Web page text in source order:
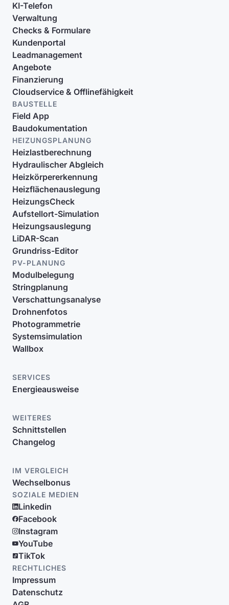
KI-Telefon
Verwaltung
Checks & Formulare
Kundenportal
Leadmanagement
Angebote
Finanzierung
Cloudservice & Offlinefähigkeit
BAUSTELLE
Field App
Baudokumentation
HEIZUNGSPLANUNG
Heizlastberechnung
Hydraulischer Abgleich
Heizkörpererkennung
Heizflächenauslegung
HeizungsCheck
Aufstellort-Simulation
Heizungsauslegung
LiDAR-Scan
Grundriss-Editor
PV-PLANUNG
Modulbelegung
Stringplanung
Verschattungsanalyse
Drohnenfotos
Photogrammetrie
Systemsimulation
Wallbox
SERVICES
Energieausweise
WEITERES
Schnittstellen
Changelog
IM VERGLEICH
Wechselbonus
SOZIALE MEDIEN
Linkedin
Facebook
Instagram
YouTube
TikTok
RECHTLICHES
Impressum
Datenschutz